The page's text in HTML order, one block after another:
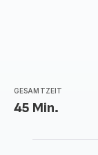
GESAMTZEIT
45 Min.